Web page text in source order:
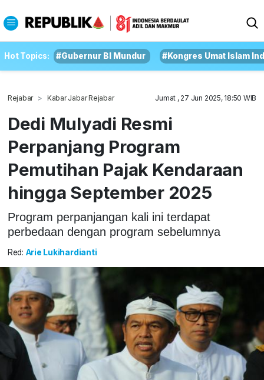
Hot Topics: #Gubernur BI Mundur #Kongres Umat Islam
Rejabar Kabar Jabar Rejabar Jumat , 27 Jun 2025, 18:50 WIB
Dedi Mulyadi Resmi
Perpanjang Program
Pemutihan Pajak Kendaraan
hingga September 2025
Program perpanjangan kali ini terdapat
perbedaan dengan program sebelumnya
Red: Arie Lukihardianti